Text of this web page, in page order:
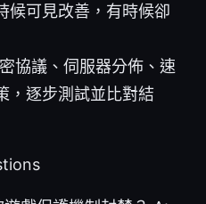
候可見改善，有時候卻
協議、伺服器分佈、速
，逐步測試並比對結